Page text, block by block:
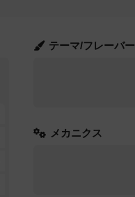
テーマ/フレーバー
メカニクス